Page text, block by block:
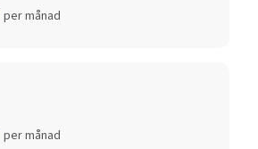
per månad
per månad